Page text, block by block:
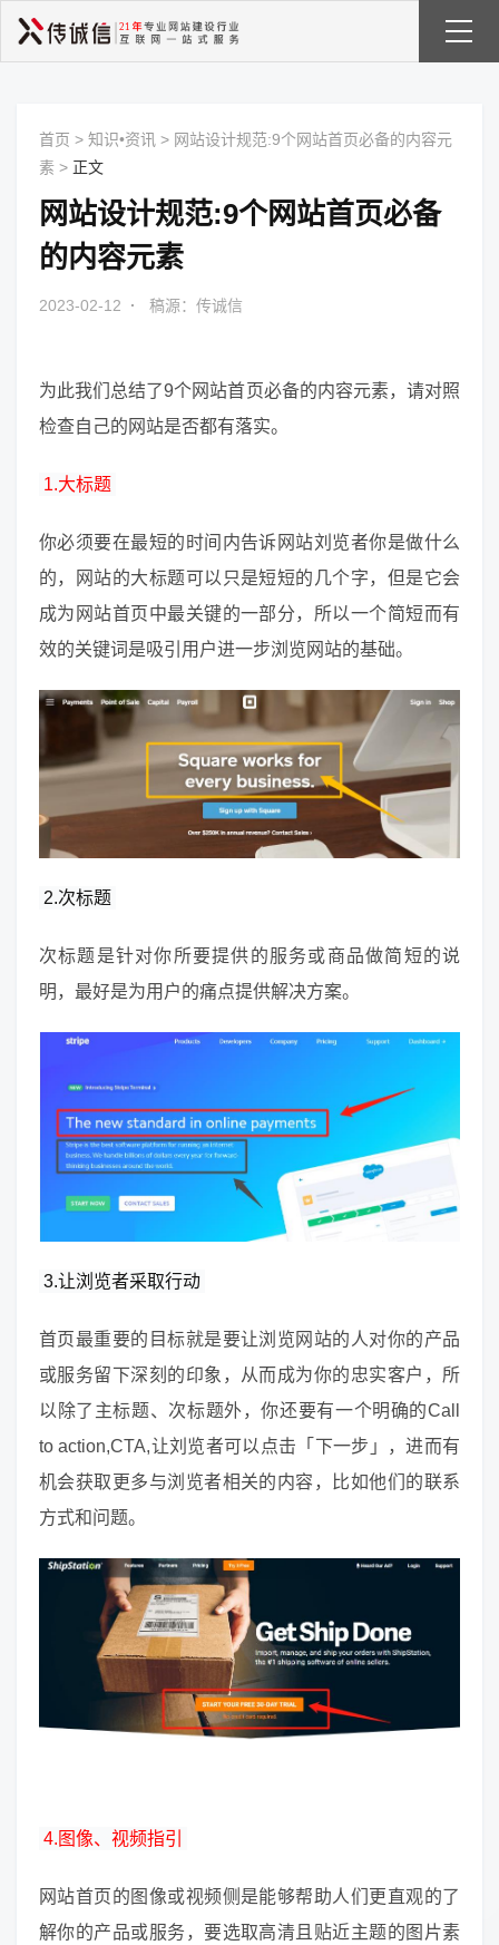
首页 > 知识•资讯 > 网站设计规范:9个网站首页必备的内容元
素 > 正文
网站设计规范:9个网站首页必备
的内容元素
2023-02-12 · 稿源：传诚信
为此我们总结了9个网站首页必备的内容元素，请对照
检查自己的网站是否都有落实。
1.大标题
你必须要在最短的时间内告诉网站刘览者你是做什么
的，网站的大标题可以只是短短的几个字，但是它会
成为网站首页中最关键的一部分，所以一个简短而有
效的关键词是吸引用户进一步浏览网站的基础。
2.次标题
次标题是针对你所要提供的服务或商品做简短的说
明，最好是为用户的痛点提供解决方案。
3.让浏览者采取行动
首页最重要的目标就是要让浏览网站的人对你的产品
或服务留下深刻的印象，从而成为你的忠实客户，所
以除了主标题、次标题外，你还要有一个明确的Call
to action,CTA,让刘览者可以点击「下一步」，进而有
机会获取更多与浏览者相关的内容，比如他们的联系
方式和问题。
4.图像、视频指引
网站首页的图像或视频侧是能够帮助人们更直观的了
解你的产品或服务，要选取高清且贴近主题的图片素